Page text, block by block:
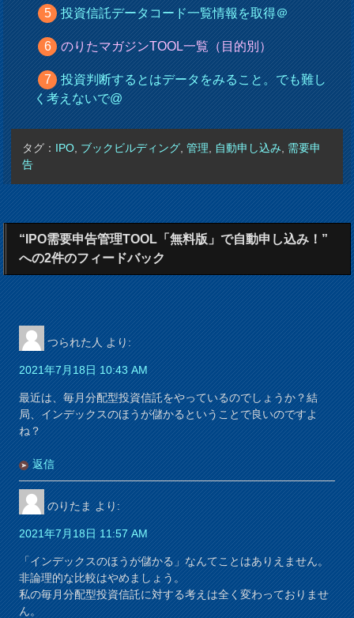
投資信託データコード一覧情報を取得＠
のりたマガジンTOOL一覧（目的別）
投資判断するとはデータをみること。でも難し
く考えないで@
タグ： IPO ブックビルディング ,管理 自動申し込み
需要申
告
“IPO需要申告管理TOOL「無料版」で自動申し込み！”
への2件のフィードバック
つられた人 より:
2021年7月18日 10:43 AM
最近は、毎月分配型投資信託をやっているのでしょうか？結
局、インデックスのほうが儲かるということで良いのですよ
ね？
返信
のりたま より:
2021年7月18日 11:57 AM
「インデックスのほうが儲かる」なんてことはありえません。
非論理的な比較はやめましょう。
私の毎月分配型投資信託に対する考えは全く変わっておりませ
ん。